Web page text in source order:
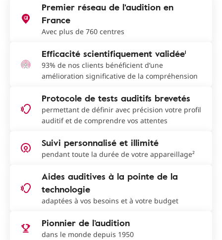
Premier réseau de l'audition en
France
Avec plus de 760 centres
Efficacité scientifiquement validée¹
93% de nos clients bénéficient d’une
amélioration significative de la compréhension
Protocole de tests auditifs brevetés
permettant de définir avec précision votre profil
auditif et de comprendre vos attentes
Suivi personnalisé et illimité
pendant toute la durée de votre appareillage²
Aides auditives à la pointe de la
technologie
adaptées à vos besoins et à votre budget
Pionnier de l’audition
dans le monde depuis 1950